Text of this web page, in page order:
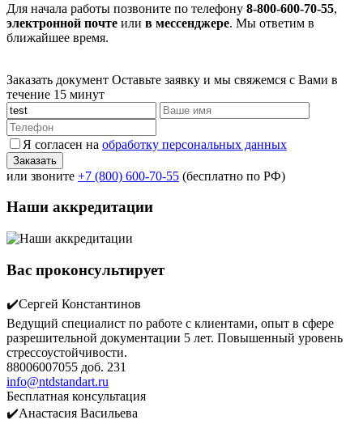
Для начала работы позвоните по телефону 8-800-600-70-55,
электронной почте или в мессенджере. Мы ответим в
ближайшее время.
Заказать документ Оставьте заявку и мы свяжемся с Вами в
течение 15 минут
Я согласен на обработку персональных данных
или звоните +7 (800) 600-70-55 (бесплатно по РФ)
Наши аккредитации
Вас проконсультирует
✔️Сергей Константинов
Ведущий специалист по работе с клиентами, опыт в сфере
разрешительной документации 5 лет. Повышенный уровень
стрессоустойчивости.
88006007055 доб. 231
info@ntdstandart.ru
Бесплатная консультация
✔️Анастасия Васильева